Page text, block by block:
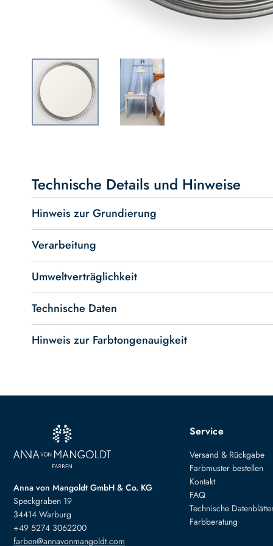
beginning
of
the
images
gallery
Technische Details und Hinweise
Hinweis zur Grundierung
Verarbeitung
Umweltverträglichkeit
Technische Daten
Hinweis zur Farbtongenauigkeit
Anna von Mangoldt GmbH & Co. KG
Speckgraben 19
34414 Warburg
+49 5274 3062200
farben@annavonmangoldt.com
Service
Versand & Rückgabe
Farbmuster bestellen
Kontakt
FAQ
Technische
Farbberatung